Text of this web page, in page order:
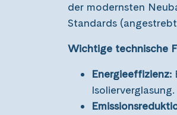
der modernsten
Standards
Wichtige technische
Energieeffizienz:
Isolierverglasung.